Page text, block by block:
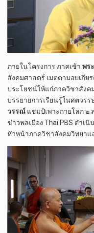
ภายในโครงการ ภาคเช้า พร
สังคมศาสตร์ เมตตามอบเกี
ประโยชน์ให้แก่ภาควิชาสังค
บรรยายการเรียนรู้ในศตวรร
วรรณ์ แชมป์เพาะกายโลก ๒
ข่าวพลเมือง Thai PBS ดำเนิ
หัวหน้าภาควิชาสังคมวิทยาแ